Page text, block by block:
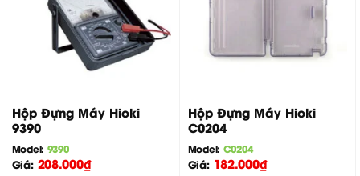
Hộp Đựng Máy Hioki
9390
Model: 9390
Giá: 208.000₫
Hộp Đựng Máy Hioki
C0204
Model: C0204
Giá: 182.000₫